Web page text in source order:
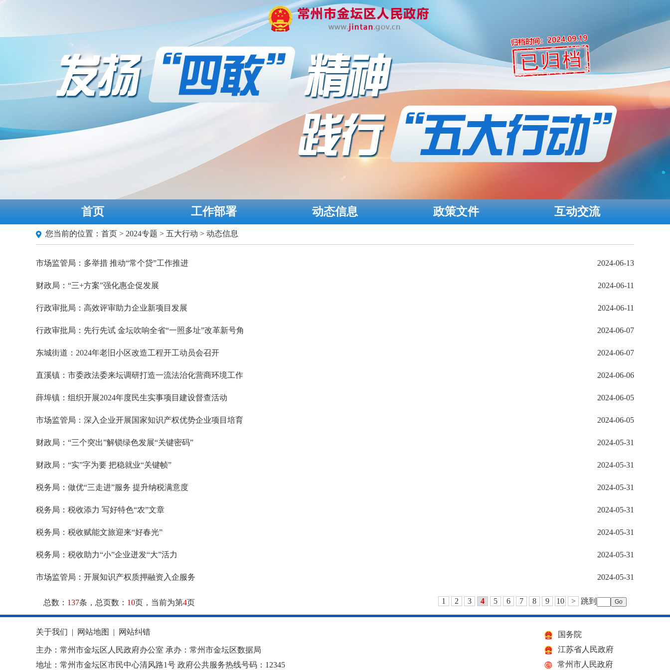
首页 工作部署 动态信息 政策文件 互动交流
您当前的位置： 首页 > 2024专题 > 五大行动 > 动态信息
市场监管局：多举措 推动“常个贷”工作推进 2024-06-13
财政局：“三+方案”强化惠企促发展 2024-06-11
行政审批局：高效评审助力企业新项目发展 2024-06-11
行政审批局：先行先试 金坛吹响全省“一照多址”改革新号角 2024-06-07
东城街道：2024年老旧小区改造工程开工动员会召开 2024-06-07
直溪镇：市委政法委来坛调研打造一流法治化营商环境工作 2024-06-06
薛埠镇：组织开展2024年度民生实事项目建设督查活动 2024-06-05
市场监管局：深入企业开展国家知识产权优势企业项目培育 2024-06-05
财政局：“三个突出”解锁绿色发展“关键密码” 2024-05-31
财政局：“实”字为要 把稳就业“关键帧” 2024-05-31
税务局：做优“三走进”服务 提升纳税满意度 2024-05-31
税务局：税收添力 写好特色“农”文章 2024-05-31
税务局：税收赋能文旅迎来“好春光” 2024-05-31
税务局：税收助力“小”企业迸发“大”活力 2024-05-31
市场监管局：开展知识产权质押融资入企服务 2024-05-31
总数： 137条，总页数： 10页，当前为第4页 1 2 3 4 5 6 7 8 9 10 > 跳到
关于我们 | 网站地图 | 网站纠错
主办：常州市金坛区人民政府办公室 承办：常州市金坛区数据局
地址：常州市金坛区市民中心清风路1号 政府公共服务热线号码：12345
国务院
江苏省人民政府
常州市人民政府